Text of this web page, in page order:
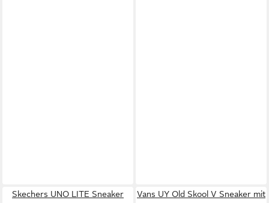
Skechers UNO LITE Sneaker
Vans UY Old Skool V Sneaker mit